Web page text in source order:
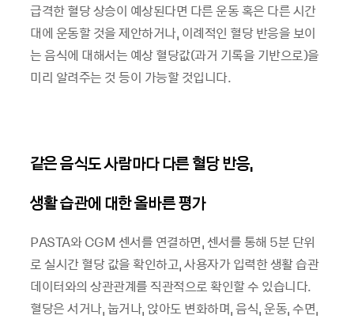
급격한 혈당 상승이 예상된다면 다른 운동 혹은 다른 시간
대에 운동할 것을 제안하거나, 이례적인 혈당 반응을 보이
는 음식에 대해서는 예상 혈당값(과거 기록을 기반으로)을
미리 알려주는 것 등이 가능할 것입니다.
같은 음식도 사람마다 다른 혈당 반응,
생활 습관에 대한 올바른 평가
PASTA와 CGM 센서를 연결하면, 센서를 통해 5분 단위
로 실시간 혈당 값을 확인하고, 사용자가 입력한 생활 습관
데이터와의 상관관계를 직관적으로 확인할 수 있습니다.
혈당은 서거나, 눕거나, 앉아도 변화하며, 음식, 운동, 수면,